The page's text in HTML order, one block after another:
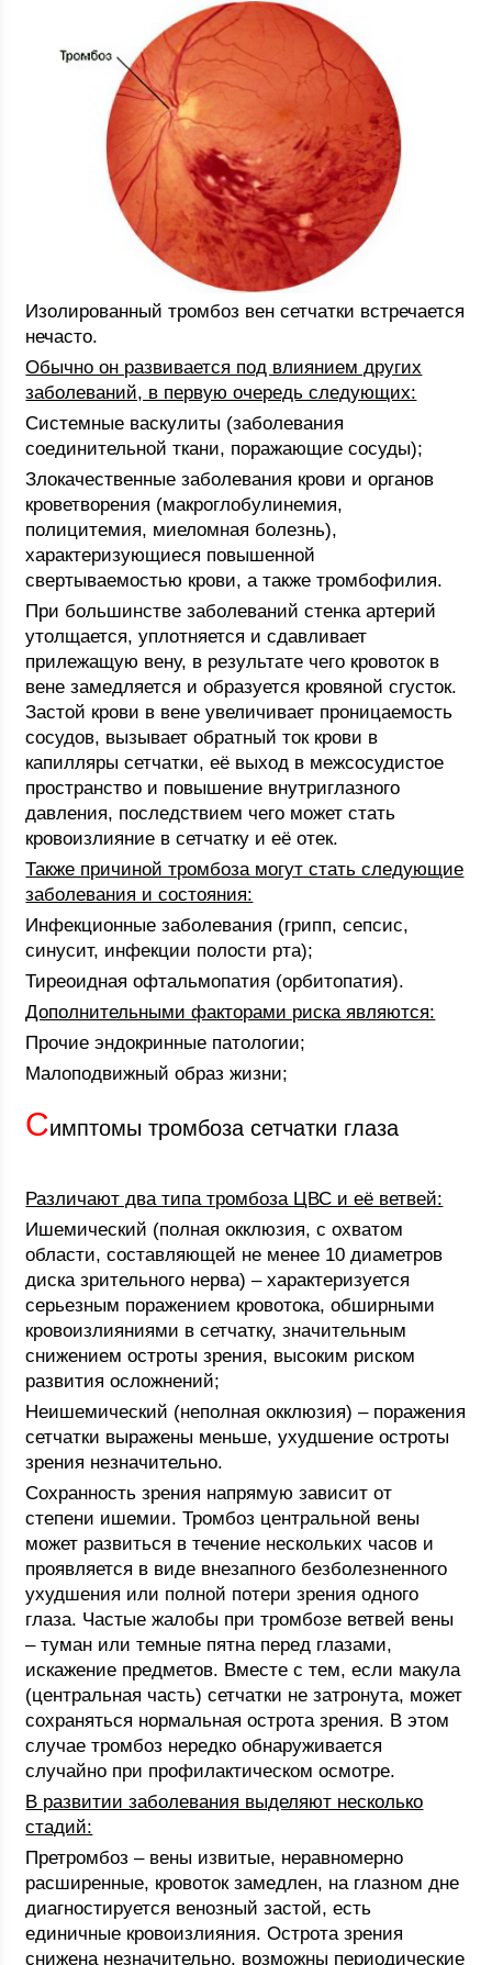
Изолированный тромбоз вен сетчатки встречается
нечасто.
Обычно он развивается под влиянием других
заболеваний, в первую очередь следующих:
Системные васкулиты (заболевания
соединительной ткани, поражающие сосуды);
Злокачественные заболевания крови и органов
кроветворения (макроглобулинемия,
полицитемия, миеломная болезнь),
характеризующиеся повышенной
свертываемостью крови, а также тромбофилия.
При большинстве заболеваний стенка артерий
утолщается, уплотняется и сдавливает
прилежащую вену, в результате чего кровоток в
вене замедляется и образуется кровяной сгусток.
Застой крови в вене увеличивает проницаемость
сосудов, вызывает обратный ток крови в
капилляры сетчатки, её выход в межсосудистое
пространство и повышение внутриглазного
давления, последствием чего может стать
кровоизлияние в сетчатку и её отек.
Также причиной тромбоза могут стать следующие
заболевания и состояния:
Инфекционные заболевания (грипп, сепсис,
синусит, инфекции полости рта);
Тиреоидная офтальмопатия (орбитопатия).
Дополнительными факторами риска являются:
Прочие эндокринные патологии;
Малоподвижный образ жизни;
Симптомы тромбоза сетчатки глаза
Различают два типа тромбоза ЦВС и её ветвей:
Ишемический (полная окклюзия, с охватом
области, составляющей не менее 10 диаметров
диска зрительного нерва) – характеризуется
серьезным поражением кровотока, обширными
кровоизлияниями в сетчатку, значительным
снижением остроты зрения, высоким риском
развития осложнений;
Неишемический (неполная окклюзия) – поражения
сетчатки выражены меньше, ухудшение остроты
зрения незначительно.
Сохранность зрения напрямую зависит от
степени ишемии. Тромбоз центральной вены
может развиться в течение нескольких часов и
проявляется в виде внезапного безболезненного
ухудшения или полной потери зрения одного
глаза. Частые жалобы при тромбозе ветвей вены
– туман или темные пятна перед глазами,
искажение предметов. Вместе с тем, если макула
(центральная часть) сетчатки не затронута, может
сохраняться нормальная острота зрения. В этом
случае тромбоз нередко обнаруживается
случайно при профилактическом осмотре.
В развитии заболевания выделяют несколько
стадий:
Претромбоз – вены извитые, неравномерно
расширенные, кровоток замедлен, на глазном дне
диагностируется венозный застой, есть
единичные кровоизлияния. Острота зрения
снижена незначительно, возможны периодические